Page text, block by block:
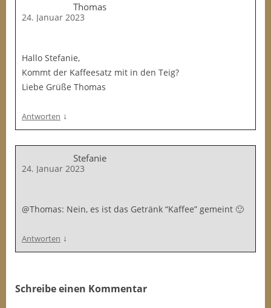
Thomas
24. Januar 2023
Hallo Stefanie,
Kommt der Kaffeesatz mit in den Teig?
Liebe Grüße Thomas
Antworten ↓
Stefanie
24. Januar 2023
@Thomas: Nein, es ist das Getränk “Kaffee” gemeint 🙂
Antworten ↓
Schreibe einen Kommentar